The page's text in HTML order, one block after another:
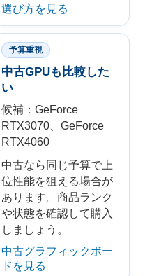
選び方を見る
予算重視
中古GPUも比較した
い
候補：GeForce
RTX3070、GeForce
RTX4060
中古なら同じ予算で上
位性能を狙える場合が
あります。商品ランク
や状態を確認して購入
しましょう。
中古グラフィックボー
ドを見る